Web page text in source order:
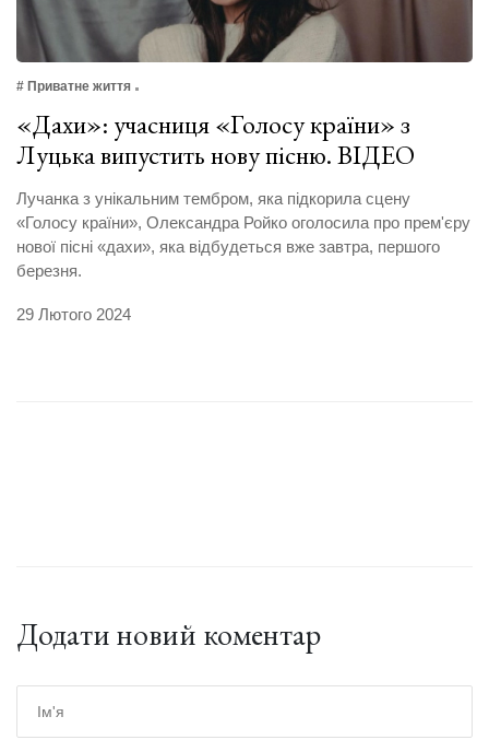
# Приватне життя
«Дахи»: учасниця «Голосу країни» з
Луцька випустить нову пісню. ВІДЕО
Лучанка з унікальним тембром, яка підкорила сцену
«Голосу країни», Олександра Ройко оголосила про прем'єру
нової пісні «дахи», яка відбудеться вже завтра, першого
березня.
29 Лютого 2024
Додати новий коментар